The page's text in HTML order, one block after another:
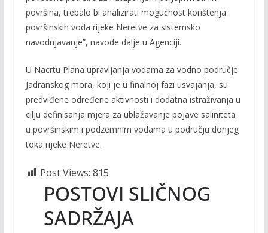
površina, trebalo bi analizirati mogućnost korištenja
površinskih voda rijeke Neretve za sistemsko
navodnjavanje”, navode dalje u Agenciji.
U Nacrtu Plana upravljanja vodama za vodno područje
Jadranskog mora, koji je u finalnoj fazi usvajanja, su
predviđene određene aktivnosti i dodatna istraživanja u
cilju definisanja mjera za ublažavanje pojave saliniteta
u površinskim i podzemnim vodama u području donjeg
toka rijeke Neretve.
Post Views: 815
POSTOVI SLIČNOG
SADRŽAJA